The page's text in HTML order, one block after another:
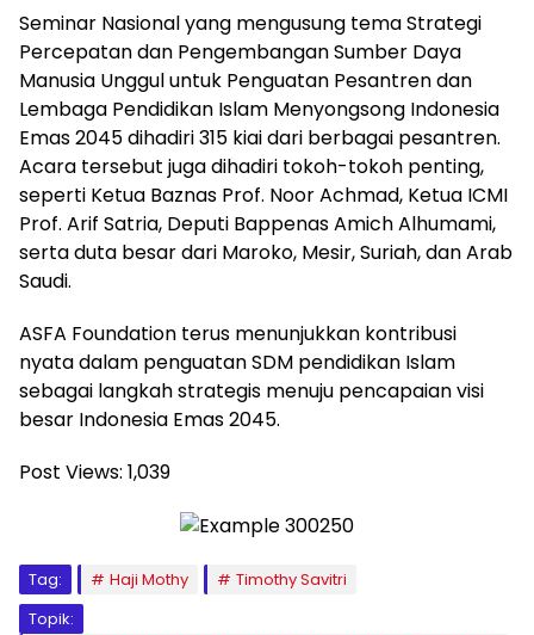
Seminar Nasional yang mengusung tema Strategi
Percepatan dan Pengembangan Sumber Daya
Manusia Unggul untuk Penguatan Pesantren dan
Lembaga Pendidikan Islam Menyongsong Indonesia
Emas 2045 dihadiri 315 kiai dari berbagai pesantren.
Acara tersebut juga dihadiri tokoh-tokoh penting,
seperti Ketua Baznas Prof. Noor Achmad, Ketua ICMI
Prof. Arif Satria, Deputi Bappenas Amich Alhumami,
serta duta besar dari Maroko, Mesir, Suriah, dan Arab
Saudi.
ASFA Foundation terus menunjukkan kontribusi
nyata dalam penguatan SDM pendidikan Islam
sebagai langkah strategis menuju pencapaian visi
besar Indonesia Emas 2045.
Post Views: 1,039
Tag: Haji Mothy
Timothy Savitri
Topik: